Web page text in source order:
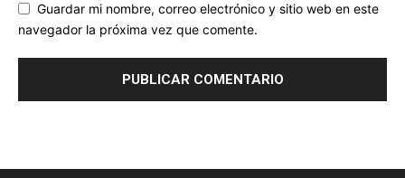
Guardar mi nombre, correo electrónico y sitio web en este
navegador la próxima vez que comente.